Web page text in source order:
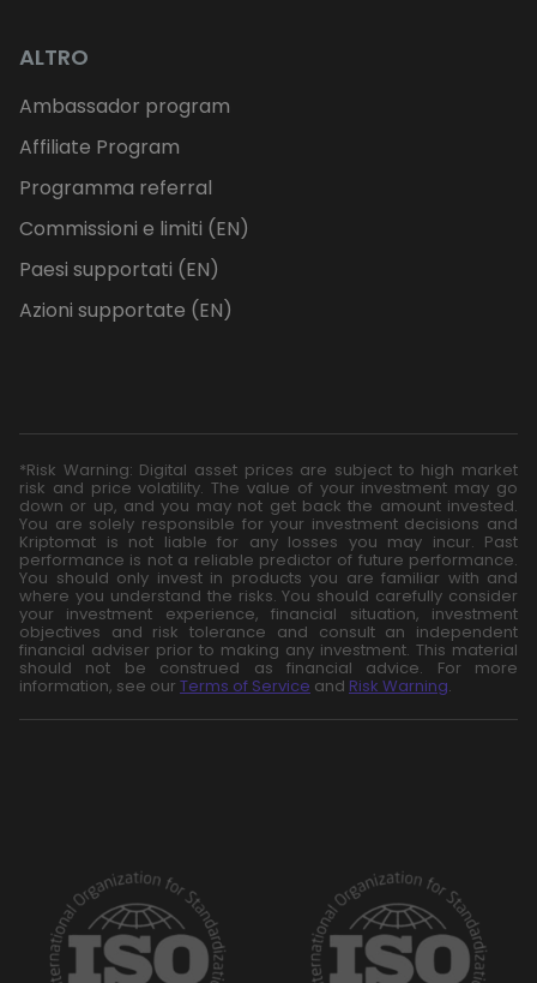
ALTRO
Ambassador program
Affiliate Program
Programma referral
Commissioni e limiti (EN)
Paesi supportati (EN)
Azioni supportate (EN)
*Risk Warning: Digital asset prices are subject to high market
risk and price volatility. The value of your investment may go
down or up, and you may not get back the amount invested.
You are solely responsible for your investment decisions and
Kriptomat is not liable for any losses you may incur. Past
performance is not a reliable predictor of future performance.
You should only invest in products you are familiar with and
where you understand the risks. You should carefully consider
your investment experience, financial situation, investment
objectives and risk tolerance and consult an independent
financial adviser prior to making any investment. This material
should not be construed as financial advice. For more
information, see our Terms of Service and Risk Warning.